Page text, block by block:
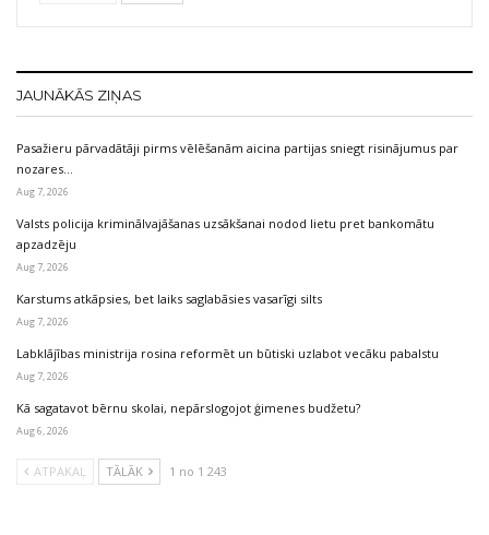
JAUNĀKĀS ZIŅAS
Pasažieru pārvadātāji pirms vēlēšanām aicina partijas sniegt risinājumus par
nozares…
Aug 7, 2026
Valsts policija kriminālvajāšanas uzsākšanai nodod lietu pret bankomātu
apzadzēju
Aug 7, 2026
Karstums atkāpsies, bet laiks saglabāsies vasarīgi silts
Aug 7, 2026
Labklājības ministrija rosina reformēt un būtiski uzlabot vecāku pabalstu
Aug 7, 2026
Kā sagatavot bērnu skolai, nepārslogojot ģimenes budžetu?
Aug 6, 2026
ATPAKAĻ TĀLĀK 1 no 1 243